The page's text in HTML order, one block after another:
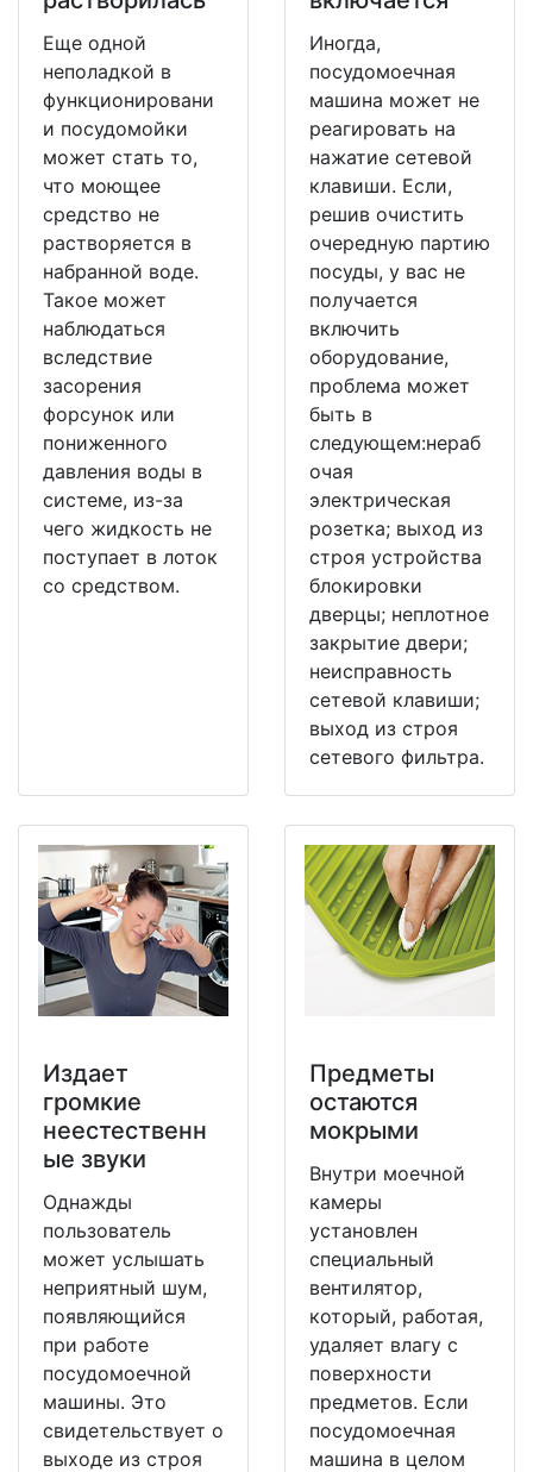
Еще одной
неполадкой в
функционировани
и посудомойки
может стать то,
что моющее
средство не
растворяется в
набранной воде.
Такое может
наблюдаться
вследствие
засорения
форсунок или
пониженного
давления воды в
системе, из-за
чего жидкость не
поступает в лоток
со средством.
Иногда,
посудомоечная
машина может не
реагировать на
нажатие сетевой
клавиши. Если,
решив очистить
очередную партию
посуды, у вас не
получается
включить
оборудование,
проблема может
быть в
следующем:нераб
очая
электрическая
розетка; выход из
строя устройства
блокировки
дверцы; неплотное
закрытие двери;
неисправность
сетевой клавиши;
выход из строя
сетевого фильтра.
Издает
громкие
неестественн
ые звуки
Однажды
пользователь
может услышать
неприятный шум,
появляющийся
при работе
посудомоечной
машины. Это
свидетельствует о
выходе из строя
Предметы
остаются
мокрыми
Внутри моечной
камеры
установлен
специальный
вентилятор,
который, работая,
удаляет влагу с
поверхности
предметов. Если
посудомоечная
машина в целом